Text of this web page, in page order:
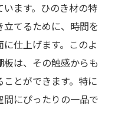
ます。ひのき材の特
てるために、時間を
仕上げます。このよ
は、その触感からも
とができます。特に
にぴったりの一品で